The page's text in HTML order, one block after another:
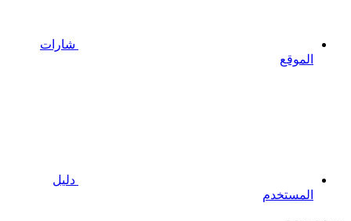
شارات
الموقع
دليل
المستخدم